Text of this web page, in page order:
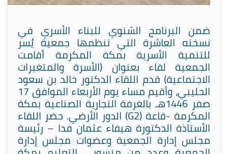
ضمن البرنامج السّنوي للبناء الأسري في
نسخته العاشرة التي تنظمها جمعية يُسر
للتنمية الأسرية بمكة المكرمة أقامت
الجمعية لقاء بعنوان (الأسرة والمتغيرات
الاجتماعية) قدم اللقاء الدكتور خالد بن سعود
الحليبي، وأقيم مساء يوم الأربعاء الموافق 17
صفر 1446هـ بالغرفة التجارية الصناعية بمكة
المكرمة -قاعة (G2) الدور الأرضي. حضر اللقاء
الأستاذة الدكتورة هيفاء عثمان فدا – رئيسة
مجلس إدارة الجمعية وعضوات مجلس إدارة